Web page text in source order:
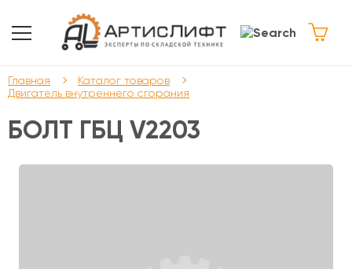
Главная
Каталог товаров
Двигатель внутреннего сгорания
БОЛТ ГБЦ V2203